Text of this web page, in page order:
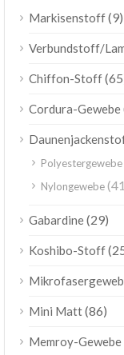
Markisenstoff(9)
Verbundstoff/
Chiffon-Stoff
Cordura-Gewebe
Polyestergewebe
Nylongewebe
Gabardine(29)
Koshibo-Stoff
Mini Matt(86)
Memroy-Gewebe